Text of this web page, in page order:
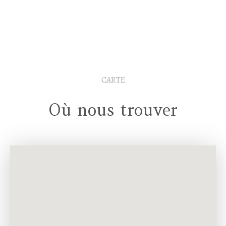
CARTE
Où nous trouver